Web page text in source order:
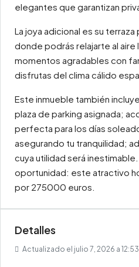
elegantes que garantizan
La joya adicional es su
donde podrás relajarte al
momentos agradables con
disfrutas del clima cálido
Este inmueble también
plaza de parking asignada;
perfecta para los días
asegurando tu tranquilidad;
cuya utilidad será
oportunidad: este atractivo
por 275000 euros.
Detalles
Actualizado el julio 7, 2026 a